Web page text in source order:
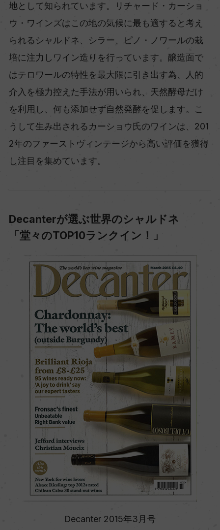
地として知られています。リチャード・カーショ
ウ・ワインズはこの地の気候に最も適すると考え
られるシャルドネ、シラー、ピノ・ノワールの栽
培に注力しワイン造りを行っています。醸造面で
はテロワールの特性を最大限に引き出す為、人的
介入を極力控えた手法が用いられ、天然酵母だけ
を利用し、何も添加せず自然発酵を促します。こ
うして生み出されるカーショウ氏のワインは、201
2年のファーストヴィンテージから高い評価を獲得
し注目を集めています。
Decanterが選ぶ世界のシャルドネ
「堂々のTOP10ランクイン！」
Decanter 2015年3月号